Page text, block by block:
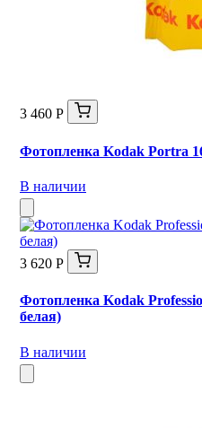
3 460 Р
Фотопленка Kodak Portra
В наличии
3 620 Р
Фотопленка Kodak
белая)
В наличии